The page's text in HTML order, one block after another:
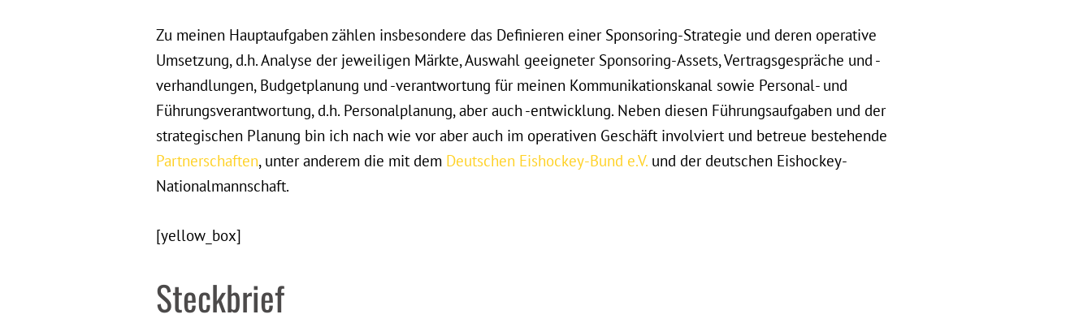
Zu meinen Hauptaufgaben zählen insbesondere das Definieren einer Sponsoring-Strategie und deren operative
Umsetzung, d.h. Analyse der jeweiligen Märkte, Auswahl geeigneter Sponsoring-Assets, Vertragsgespräche und -
verhandlungen, Budgetplanung und -verantwortung für meinen Kommunikationskanal sowie Personal- und
Führungsverantwortung, d.h. Personalplanung, aber auch -entwicklung. Neben diesen Führungsaufgaben und der
strategischen Planung bin ich nach wie vor aber auch im operativen Geschäft involviert und betreue bestehende
Partnerschaften, unter anderem die mit dem Deutschen Eishockey-Bund e.V. und der deutschen Eishockey-
Nationalmannschaft.
[yellow_box]
Steckbrief